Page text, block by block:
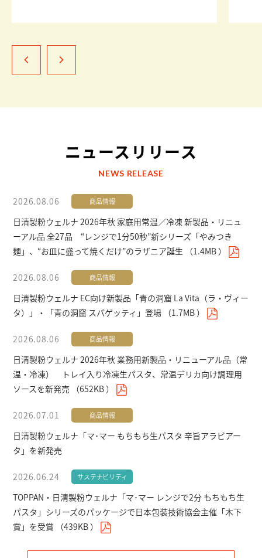
ニュースリリース
NEWS RELEASE
2026.08.06 商品情報
日清製粉ウェルナ 2026年秋 家庭用常温／冷凍 新製品・リニュ
ーアル品 全27品 “レンジで1分50秒”新シリーズ「やみつき
麺」、“お皿に盛って焼くだけ”のラザニア誕生
（1.4MB）
2026.08.06 商品情報
日清製粉ウェルナ EC向け新製品「青の洞窟 La Vita（ラ・ヴィー
タ）」・「青の洞窟 スパゲッティ」登場 （1.7MB）
2026.08.06 商品情報
日清製粉ウェルナ 2026年秋 業務用新製品・リニューアル品（常
温・冷凍） トレイ入り冷凍生パスタ、常温デリカ向け調理用
ソースを新発売
（652KB）
2026.07.01 商品情報
日清製粉ウェルナ 「マ･マー もちもち生パスタ 辛旨アラビアー
タ」 を新発売
2026.06.24 サステナビリティ
TOPPAN・日清製粉ウェルナ「マ･マー レンジで2分 もちもち生
パスタ」シリーズのパッケージで日本包装技術協会主催「木下
賞」を受賞
（439KB）